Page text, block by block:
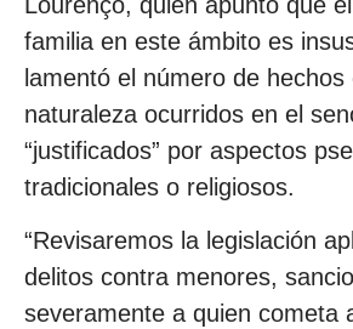
familia en este ámbito es
lamentó el número de hechos
naturaleza ocurridos en el
“justificados” por aspectos
tradicionales o religiosos.
“Revisaremos la legislación
delitos contra menores,
severamente a quien cometa